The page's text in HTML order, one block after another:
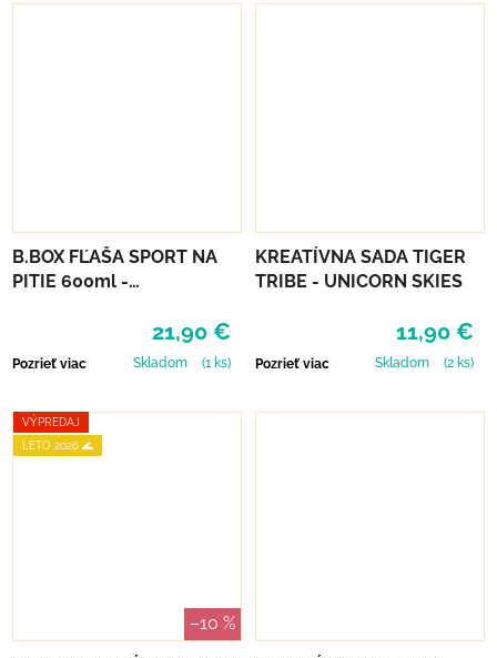
B.BOX FĽAŠA SPORT NA
PITIE 600ml -
21,90 €
Pozrieť viac Skladom (1 ks)
KREATÍVNA SADA TIGER
TRIBE - UNICORN SKIES
11,90 €
Pozrieť viac Skladom (2 ks)
VÝPREDAJ
LETO 2026 🌊
–10 %